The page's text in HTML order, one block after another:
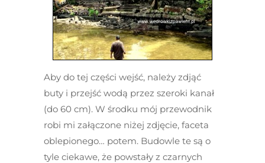
Aby do tej części wejść, należy zdjąć
buty i przejść wodą przez szeroki kanał
(do 60 cm). W środku mój przewodnik
robi mi załączone niżej zdjęcie, faceta
oblepionego… potem. Budowle te są o
tyle ciekawe, że powstały z czarnych